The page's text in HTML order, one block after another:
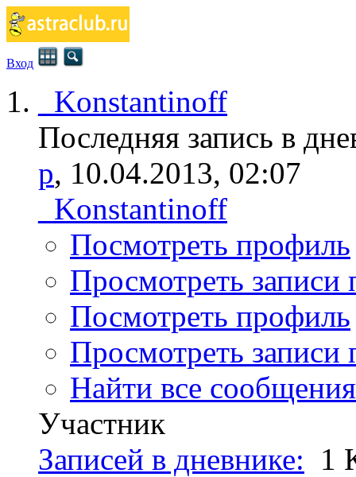
Вход
_Konstantinoff
Последняя запись в
р, 10.04.2013, 02:07
_Konstantinoff
Посмотреть профиль
Просмотреть записи
Посмотреть профиль
Просмотреть записи
Найти все
Участник
Записей в дневнике: 1